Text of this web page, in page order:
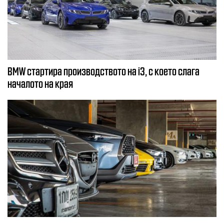
BMW стартира производството на i3, с което слага
началото на края